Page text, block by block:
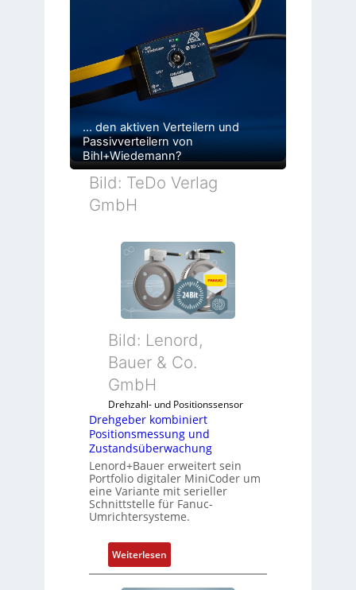
… den aktiven Verteilern und
Passivverteilern von
Bihl+Wiedemann?
Bild: TeDo Verlag
GmbH
Bild: Lenord,
Bauer & Co.
GmbH
Drehzahl- und Positionssensor
Drehgeber kombiniert
Positionsmessung und
Zustandsüberwachung
Lenord+Bauer erweitert sein
Portfolio digitaler MiniCoder um
eine Variante mit serieller
Schnittstelle für Fanuc-
Umrichtersysteme.
Weiterlesen:
D
r